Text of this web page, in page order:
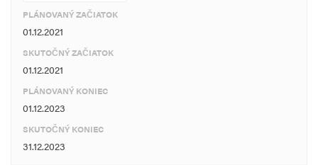
PLÁNOVANÝ ZAČIATOK
01.12.2021
SKUTOČNÝ ZAČIATOK
01.12.2021
PLÁNOVANÝ KONIEC
01.12.2023
SKUTOČNÝ KONIEC
31.12.2023